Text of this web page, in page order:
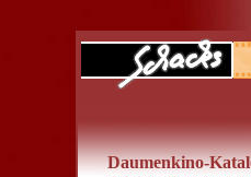
Daumenkino-